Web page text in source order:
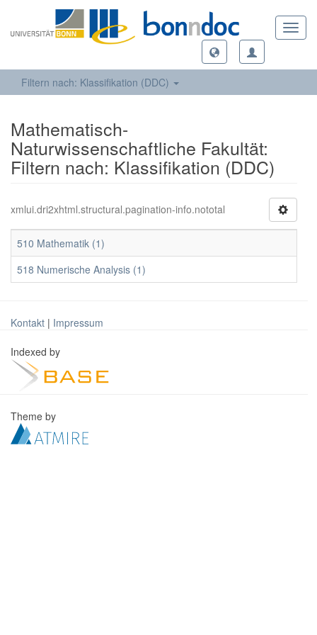
Filtern nach: Klassifikation (DDC)
Mathematisch-
Naturwissenschaftliche Fakultät:
Filtern nach: Klassifikation (DDC)
xmlui.dri2xhtml.structural.pagination-info.nototal
510 Mathematik (1)
518 Numerische Analysis (1)
Kontakt | Impressum
Indexed by
Theme by